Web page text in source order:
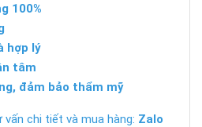
100%
hợp lý
tâm
đảm bảo thẩm mỹ
chi tiết và mua hàng: Zalo